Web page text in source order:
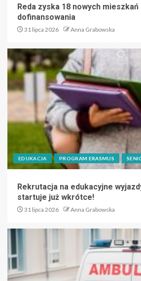
Reda zyska 18 nowych mieszkań
dofinansowania
31 lipca 2026 Anna Grabowska
EDUKACJA PROGRAM ERASMUS
Rekrutacja na edukacyjne
startuje już wkrótce!
31 lipca 2026 Anna Grabowska